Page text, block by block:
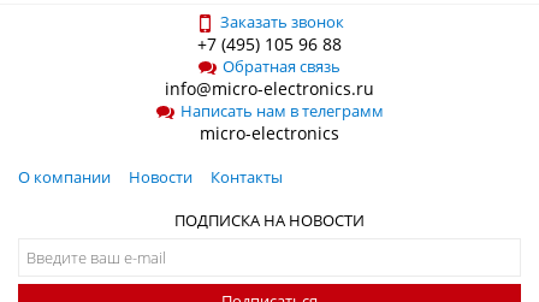
Заказать звонок
+7 (495) 105 96 88
Обратная связь
info@micro-electronics.ru
Написать нам в телеграмм
micro-electronics
О компании Новости
Контакты
ПОДПИСКА НА НОВОСТИ